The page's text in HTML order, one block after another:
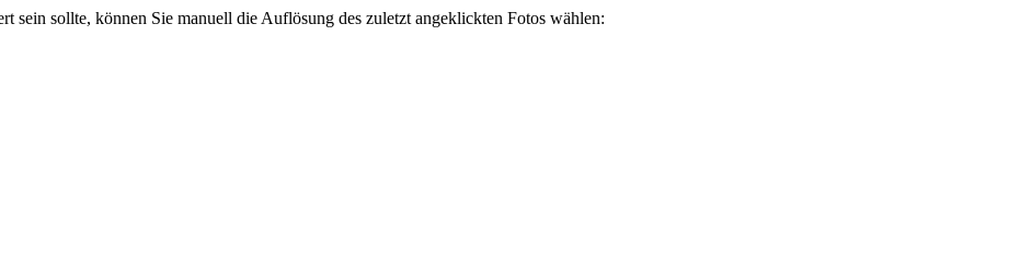
sein sollte, können Sie manuell die Auflösung des zuletzt angeklickten Fotos wählen: